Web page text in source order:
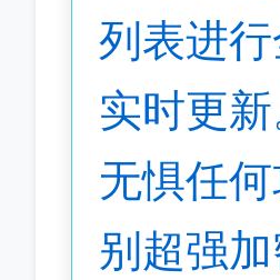
列表进
实时更新
无惧任
别超强